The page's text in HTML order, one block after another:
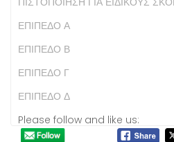
ΕΠΙΠΕΔΟ Α
ΕΠΙΠΕΔΟ Β
ΕΠΙΠΕΔΟ Γ
ΕΠΙΠΕΔΟ Δ
Please follow and like us: